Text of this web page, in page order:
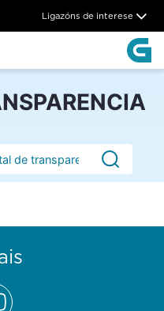
- CSAG
Ligazóns de interese